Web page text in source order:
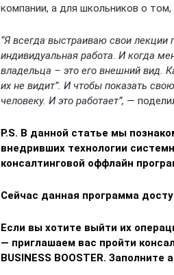
компании, а для школьников о
“Я всегда выстраиваю свои
индивидуальная работа. И когда
владельца – это его внешний вид.
их не видит”. И чтобы показать
человеку. И это работает”, —
P.S. В данной статье мы
внедривших технологии
консалтинговой оффлайн
Сейчас данная программа
Если вы хотите выйти их
— приглашаем вас пройти
BUSINESS BOOSTER. Заполните